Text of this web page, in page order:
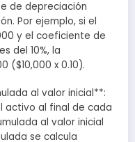
de depreciación
Por ejemplo, si el
y el coeficiente de
del 10%, la
($10,000 x 0.10).
al valor inicial**:
activo al final de cada
al valor inicial
se calcula